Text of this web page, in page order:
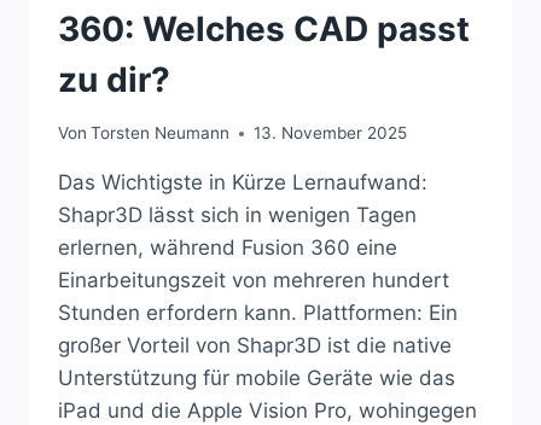
360: Welches CAD passt
zu dir?
Von Torsten Neumann 13. November 2025
Das Wichtigste in Kürze Lernaufwand:
Shapr3D lässt sich in wenigen Tagen
erlernen, während Fusion 360 eine
Einarbeitungszeit von mehreren hundert
Stunden erfordern kann. Plattformen: Ein
großer Vorteil von Shapr3D ist die native
Unterstützung für mobile Geräte wie das
iPad und die Apple Vision Pro, wohingegen